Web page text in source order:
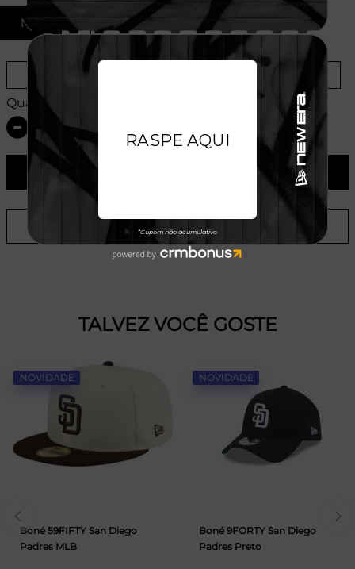
ML LXL
Provador Virtual Tabela de Medidas
Quantidade:
ADICIONAR AO CARRINHO
ADICIONAR A LISTA DE DESEJOS
TALVEZ VOCÊ GOSTE
NOVIDADE
Boné 59FIFTY San Diego
Padres MLB
NOVIDADE
Boné 9FORTY San Diego
Padres Preto